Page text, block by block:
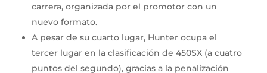
carrera, organizada por el promotor con un
nuevo formato.
A pesar de su cuarto lugar, Hunter ocupa el
tercer lugar en la clasificación de 450SX (a cuatro
puntos del segundo), gracias a la penalización